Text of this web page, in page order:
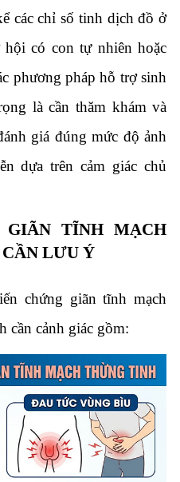
các chỉ số tinh dịch đồ ở
hội có con tự nhiên hoặc
phương pháp hỗ trợ sinh
là cần thăm khám và
giá đúng mức độ ảnh
dựa trên cảm giác chủ
GIÃN TĨNH MẠCH
LƯU Ý
chứng giãn tĩnh mạch
cần cảnh giác gồm: